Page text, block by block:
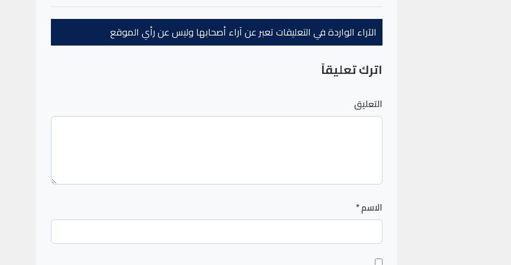
الآراء الواردة في التعليقات تعبر عن آراء أصحابها وليس عن رأي الموقع
اترك تعليقاً
التعليق
الاسم*